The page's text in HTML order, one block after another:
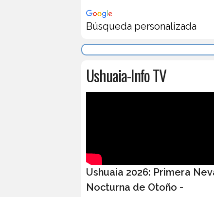
Búsqueda personalizada
Ushuaia-Info TV
Ushuaia 2026: Primera
Nocturna de Otoño -